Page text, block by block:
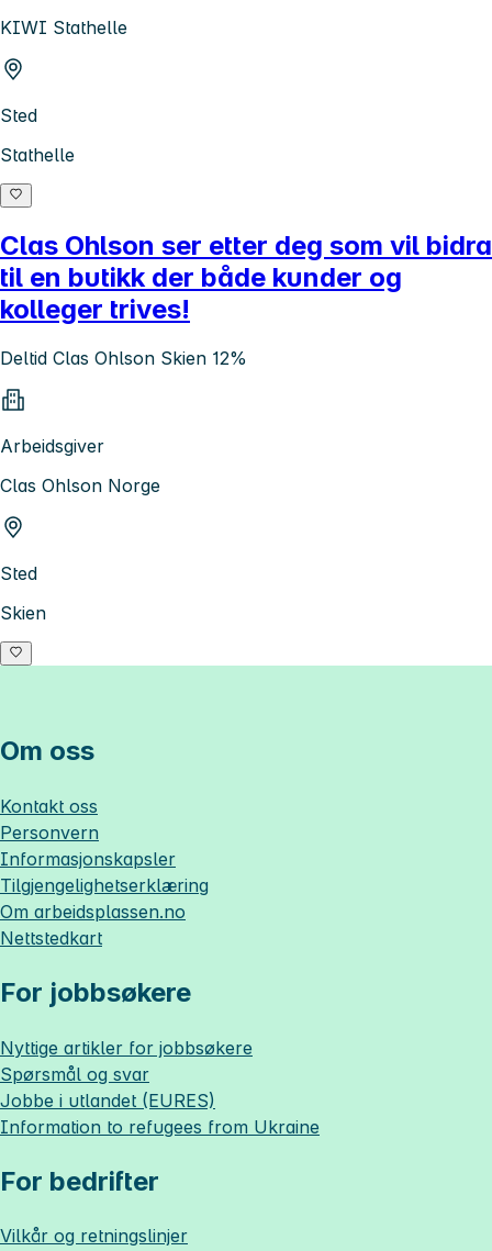
KIWI Stathelle
Sted
Stathelle
Clas Ohlson ser etter deg som vil bidra
til en butikk der både kunder og
kolleger trives!
Deltid Clas Ohlson Skien 12%
Arbeidsgiver
Clas Ohlson Norge
Sted
Skien
Om oss
Kontakt oss
Personvern
Informasjonskapsler
Tilgjengelighetserklæring
Om arbeidsplassen.no
Nettstedkart
For jobbsøkere
Nyttige artikler for jobbsøkere
Spørsmål og svar
Jobbe i utlandet (EURES)
Information to refugees from Ukraine
For bedrifter
Vilkår og retningslinjer